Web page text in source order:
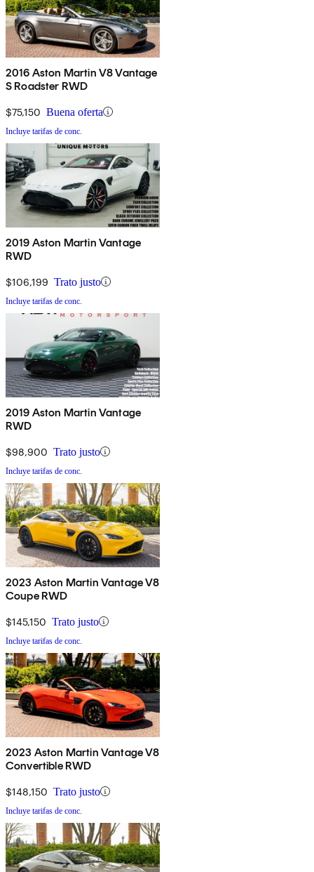
2016 Aston Martin V8 Vantage
S Roadster RWD
$75,150 Buena oferta
Incluye tarifas de conc.
2019 Aston Martin Vantage
RWD
$106,199 Trato justo
Incluye tarifas de conc.
2019 Aston Martin Vantage
RWD
$98,900 Trato justo
Incluye tarifas de conc.
2023 Aston Martin Vantage V8
Coupe RWD
$145,150 Trato justo
Incluye tarifas de conc.
2023 Aston Martin Vantage V8
Convertible RWD
$148,150 Trato justo
Incluye tarifas de conc.